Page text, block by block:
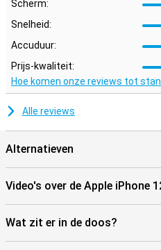
Scherm:
Snelheid:
Accuduur:
Prijs-kwaliteit:
Hoe komen onze reviews tot
Alle reviews
Alternatieven
Video's over de Apple iPhone
Wat zit er in de doos?